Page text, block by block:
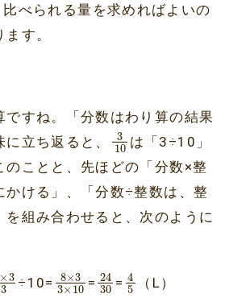
比べられる量を求めればよいの
す。
ですね。「分数はわり算の結果
立ち返ると、
3
10
310は「3÷10」
のことと、先ほどの「分数×整
かける」、「分数÷整数は、整
組み合わせると、次のように
×3
3
×3 3
÷10= 8×3
3×10
8×3 ×10
= 24
30
24 30
= 4
5
4 （L）